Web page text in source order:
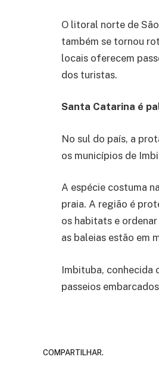
O litoral norte de
também se tornou
locais oferecem
dos turistas.
Santa Catarina é
No sul do país, a
os municípios de
A espécie costuma
praia. A região é
os habitats e
as baleias estão em
Imbituba, conhecida
passeios
COMPARTILHAR.